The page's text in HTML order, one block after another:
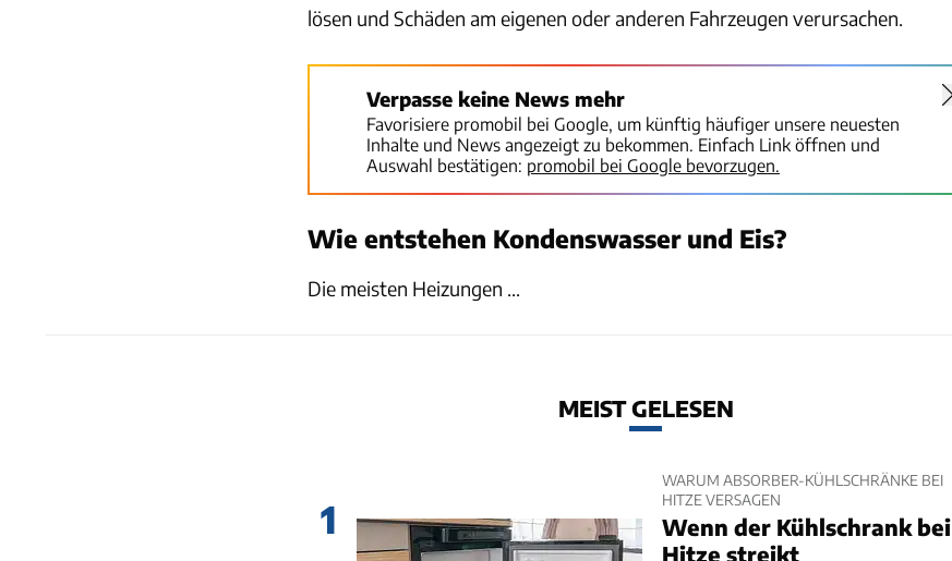
lösen und Schäden am eigenen oder anderen Fahrzeugen verursachen.
Verpasse keine News mehr
Favorisiere promobil bei Google, um künftig häufiger unsere neuesten
Inhalte und News angezeigt zu bekommen. Einfach Link öffnen und
Auswahl bestätigen: promobil bei Google bevorzugen.
Wie entstehen Kondenswasser und Eis?
Die meisten Heizungen ...
MEIST GELESEN
1
WARUM ABSORBER-KÜHLSCHRÄNKE BEI
HITZE VERSAGEN
Wenn der Kühlschrank bei
Hitze streikt